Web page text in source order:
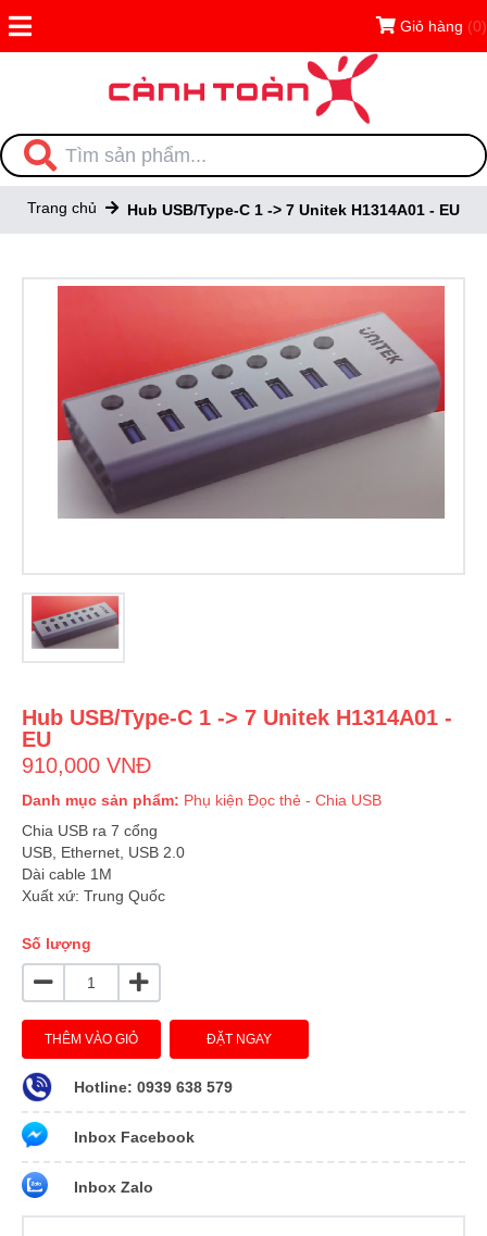
Giỏ hàng (0)
Trang chủ Hub USB/Type-C 1 -> 7 Unitek H1314A01 - EU
Hub USB/Type-C 1 -> 7 Unitek H1314A01 -
EU
910,000 VNĐ
Danh mục sản phẩm: Phụ kiện Đọc thẻ - Chia USB
Chia USB ra 7 cổng
USB, Ethernet, USB 2.0
Dài cable 1M
Xuất xứ: Trung Quốc
Số lượng
THÊM VÀO GIỎ ĐẶT NGAY
Hotline: 0939 638 579
Inbox Facebook
Inbox Zalo